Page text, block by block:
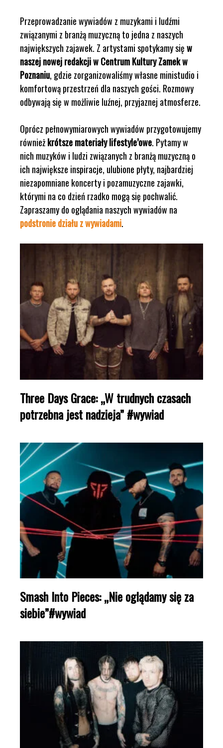
Przeprowadzanie wywiadów z muzykami i ludźmi
związanymi z branżą muzyczną to jedna z naszych
największych zajawek. Z artystami spotykamy sięw
naszej nowej redakcji w Centrum Kultury Zamek w
Poznaniu, gdzie zorganizowaliśmy własne ministudio i
komfortową przestrzeń dla naszych gości. Rozmowy
odbywają się w możliwie luźnej, przyjaznej atmosferze.
Oprócz pełnowymiarowych wywiadów przygotowujemy
równieżkrótsze materiały lifestyle’owe. Pytamy w
nich muzyków i ludzi związanych z branżą muzyczną o
ich największe inspiracje, ulubione płyty, najbardziej
niezapomniane koncerty i pozamuzyczne zajawki,
którymi na co dzień rzadko mogą się pochwalić.
Zapraszamy do oglądania naszych wywiadów na
podstronie działu z wywiadami.
Three Days Grace: „W trudnych czasach
potrzebna jest nadzieja” #wywiad
Smash Into Pieces: „Nie oglądamy się za
siebie”#wywiad